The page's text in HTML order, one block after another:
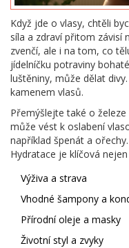
Když jde o vlasy, chtěli
síla a zdraví přitom závisí
zvenčí, ale i na tom, co
jídelníčku potraviny
luštěniny, může dělat
kamenem vlasů.
Přemýšlejte také o
může vést k oslabení
například špenát a
Hydratace je klíčová
Výživa a strava
Vhodné šampony a
Přírodní oleje a masky
Životní styl a zvyky